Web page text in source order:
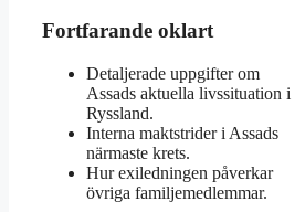
Fortfarande oklart
Detaljerade uppgifter om
Assads aktuella livssituation i
Ryssland.
Interna maktstrider i Assads
närmaste krets.
Hur exiledningen påverkar
övriga familjemedlemmar.